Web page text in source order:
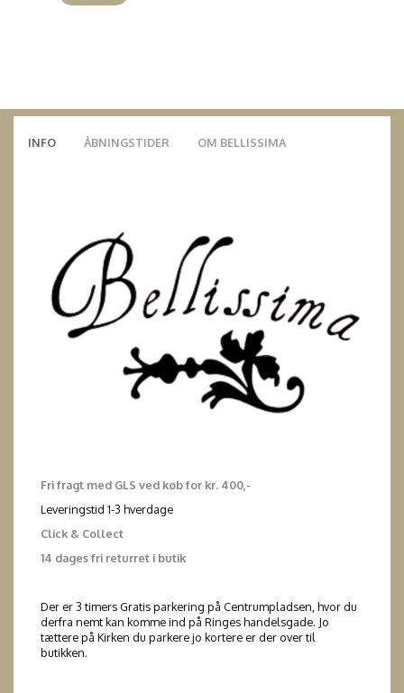
INFO ÅBNINGSTIDER OM BELLISSIMA
Fri fragt med GLS ved køb for kr. 400,-
Leveringstid 1-3 hverdage
Click & Collect
14 dages fri returret i butik
Der er 3 timers Gratis parkering på Centrumpladsen, hvor du
derfra nemt kan komme ind på Ringes handelsgade. Jo
tættere på Kirken du parkere jo kortere er der over til
butikken.